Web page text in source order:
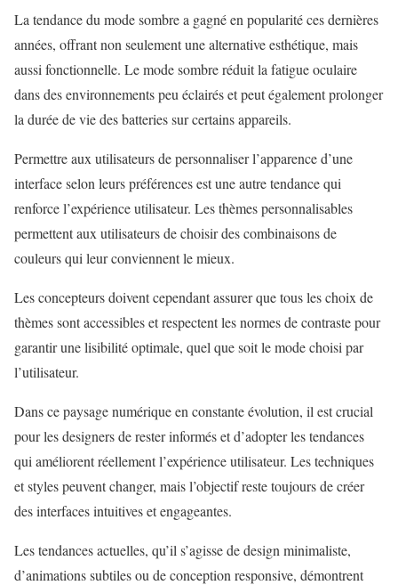
La tendance du mode sombre a gagné en popularité ces dernières
années, offrant non seulement une alternative esthétique, mais
aussi fonctionnelle. Le mode sombre réduit la fatigue oculaire
dans des environnements peu éclairés et peut également prolonger
la durée de vie des batteries sur certains appareils.
Permettre aux utilisateurs de personnaliser l’apparence d’une
interface selon leurs préférences est une autre tendance qui
renforce l’expérience utilisateur. Les thèmes personnalisables
permettent aux utilisateurs de choisir des combinaisons de
couleurs qui leur conviennent le mieux.
Les concepteurs doivent cependant assurer que tous les choix de
thèmes sont accessibles et respectent les normes de contraste pour
garantir une lisibilité optimale, quel que soit le mode choisi par
l’utilisateur.
Dans ce paysage numérique en constante évolution, il est crucial
pour les designers de rester informés et d’adopter les tendances
qui améliorent réellement l’expérience utilisateur. Les techniques
et styles peuvent changer, mais l’objectif reste toujours de créer
des interfaces intuitives et engageantes.
Les tendances actuelles, qu’il s’agisse de design minimaliste,
d’animations subtiles ou de conception responsive, démontrent